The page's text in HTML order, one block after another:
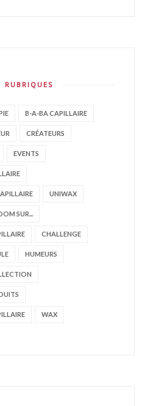
RUBRIQUES
B-A-BA CAPILLAIRE
CRÉATEURS
EVENTS
UNIWAX
SUR...
CHALLENGE
HUMEURS
WAX